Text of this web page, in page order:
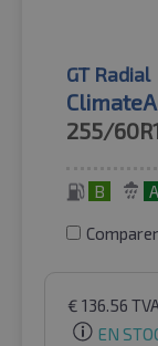
GT Radial
255/
B A
€ 136.56
EN